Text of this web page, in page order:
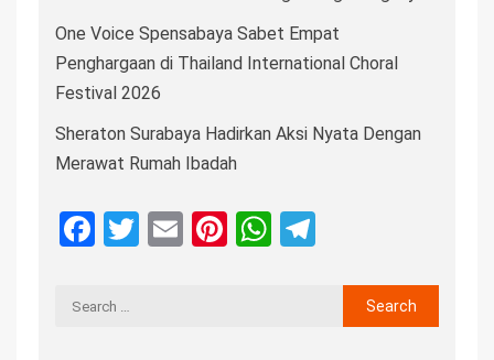
One Voice Spensabaya Sabet Empat
Penghargaan di Thailand International Choral
Festival 2026
Sheraton Surabaya Hadirkan Aksi Nyata Dengan
Merawat Rumah Ibadah
Facebook
Twitter
EmailPinterest
WhatsApp